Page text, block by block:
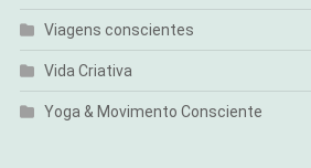
Viagens conscientes
Vida Criativa
Yoga & Movimento Consciente